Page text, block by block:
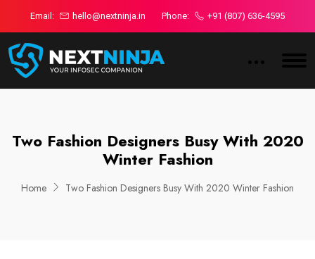
Email: hello@nextninja.in Phone: +91 (807) 636-4595
Two Fashion Designers Busy With 2020
Winter Fashion
Home Two Fashion Designers Busy With 2020 Winter Fashion